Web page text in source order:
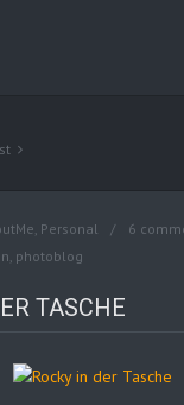
, Personal 6
, photoblog
TASCHE